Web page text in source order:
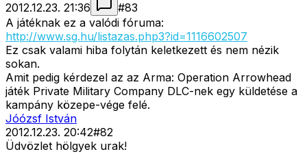
2012.12.23. 21:36
#83
A játéknak ez a valódi fóruma:
http://www.sg.hu/listazas.php3?id=1116602507
Ez csak valami hiba folytán keletkezett és nem nézik
sokan.
Amit pedig kérdezel az az Arma: Operation Arrowhead
játék Private Military Company DLC-nek egy küldetése a
kampány közepe-vége felé.
Jóózsf István
2012.12.23. 20:42#82
Üdvözlet hölgyek urak!